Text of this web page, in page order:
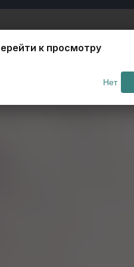
к просмотру
Нет